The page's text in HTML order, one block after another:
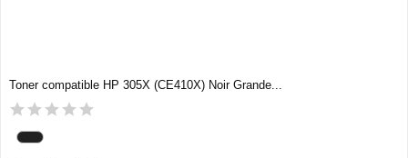
Toner compatible HP 305X (CE410X) Noir Grande...